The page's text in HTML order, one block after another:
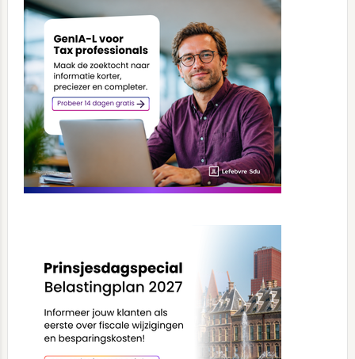
Sidebar